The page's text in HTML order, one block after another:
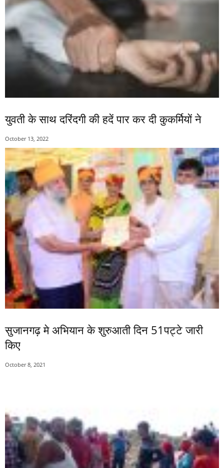
युवती के साथ दरिंदगी की हदें पार कर दी कुकर्मियों ने
October 13, 2022
सुजानगढ़ मे अभियान के शुरुआती दिन 51पट्टे जारी
किए
October 8, 2021